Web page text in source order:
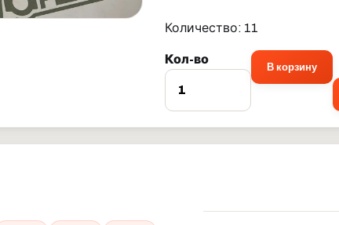
Количество: 11
Кол-во
В корзину